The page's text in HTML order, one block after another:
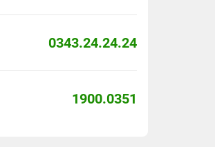
0343.24.24.24
1900.0351